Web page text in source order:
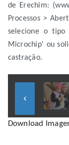
de Erechim:
Processos >
selecione o tipo
Microchip' ou
castração.
keyboard_arrow_left
Download